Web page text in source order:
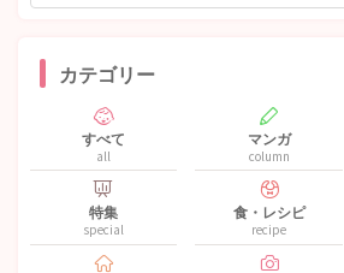
カテゴリー
すべて
all
マンガ
column
特集
special
食・レシピ
recipe